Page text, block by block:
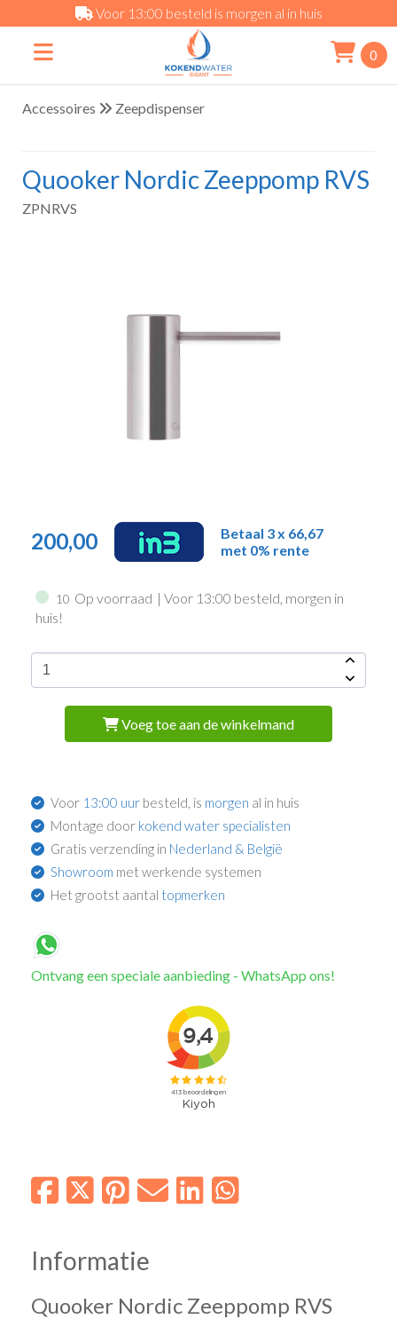
Voor 13:00 besteld is morgen al in huis
0
Accessoires Zeepdispenser
Quooker Nordic Zeeppomp RVS
ZPNRVS
200,00
Betaal 3 x 66,67
met 0% rente
10 Op voorraad | Voor 13:00 besteld, morgen in
huis!
Voeg toe aan de winkelmand
Voor 13:00 uur besteld, is morgen al in huis
Montage door kokend water specialisten
Gratis verzending in Nederland & België
Showroom met werkende systemen
Het grootst aantal topmerken
Ontvang een speciale aanbieding - WhatsApp ons!
Informatie
Quooker Nordic Zeeppomp RVS